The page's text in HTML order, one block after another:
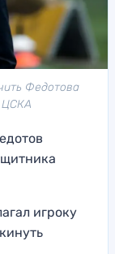
Федотова
ЦСКА
игроку